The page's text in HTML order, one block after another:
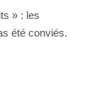
» : les
été conviés.